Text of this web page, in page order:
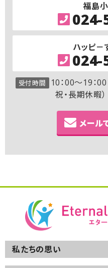
福島
024-
ハッピ－
024-
受付時間
10：00～19：00
祝・長期休暇
メール
私たちの思い